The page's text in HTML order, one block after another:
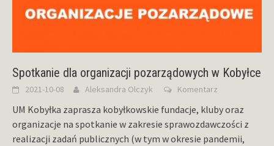
Spotkanie dla organizacji pozarządowych w Kobyłce
2021-10-08 Aleksandra Olczyk Komentarz
UM Kobyłka zaprasza kobyłkowskie fundacje, kluby oraz
organizacje na spotkanie w zakresie sprawozdawczości z
realizacji zadań publicznych (w tym w okresie pandemii,